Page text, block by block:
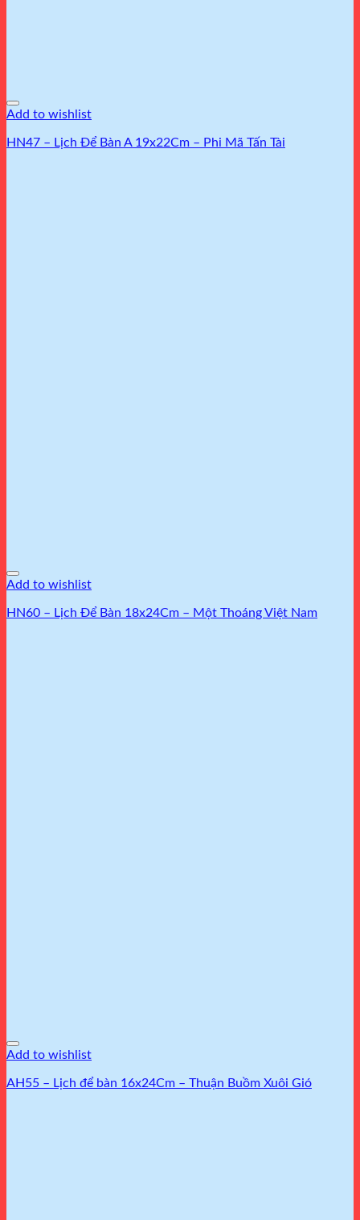
Add to wishlist
HN47 – Lịch Để Bàn A 19x22Cm – Phi Mã Tấn Tài
Add to wishlist
HN60 – Lịch Để Bàn 18x24Cm – Một Thoáng Việt Nam
Add to wishlist
AH55 – Lịch để bàn 16x24Cm – Thuận Buồm Xuôi Gió